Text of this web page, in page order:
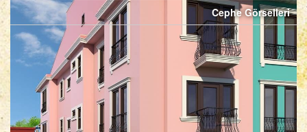
Cephe Görselleri